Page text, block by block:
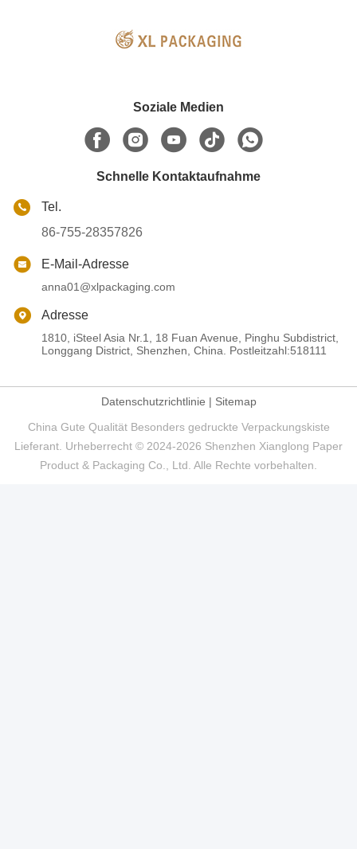
Soziale Medien
Schnelle Kontaktaufnahme
Tel.
86-755-28357826
E-Mail-Adresse
anna01@xlpackaging.com
Adresse
1810, iSteel Asia Nr.1, 18 Fuan Avenue, Pinghu Subdistrict,
Longgang District, Shenzhen, China. Postleitzahl:518111
Datenschutzrichtlinie | Sitemap
China Gute Qualität Besonders gedruckte Verpackungskiste
Lieferant. Urheberrecht © 2024-2026 Shenzhen Xianglong Paper
Product & Packaging Co., Ltd. Alle Rechte vorbehalten.